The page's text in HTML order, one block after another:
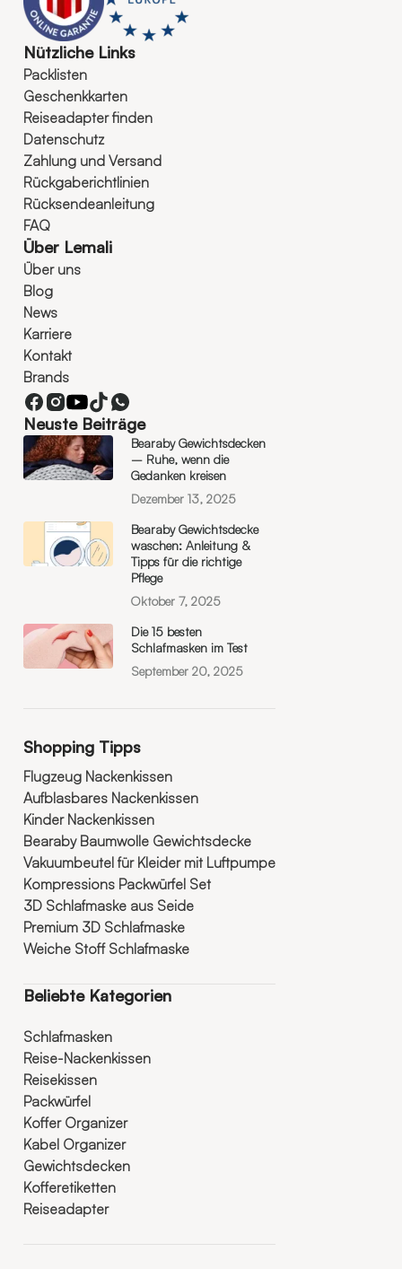
Nützliche Links
Packlisten
Geschenkkarten
Reiseadapter finden
Datenschutz
Zahlung und Versand
Rückgaberichtlinien
Rücksendeanleitung
FAQ
Über Lemali
Über uns
Blog
News
Karriere
Kontakt
Brands
Neuste Beiträge
Bearaby Gewichtsdecken
– Ruhe, wenn die
Gedanken kreisen
Dezember 13, 2025
Bearaby Gewichtsdecke
waschen: Anleitung &
Tipps für die richtige
Pflege
Oktober 7, 2025
Die 15 besten
Schlafmasken im Test
September 20, 2025
Shopping Tipps
Flugzeug Nackenkissen
Aufblasbares Nackenkissen
Kinder Nackenkissen
Bearaby Baumwolle Gewichtsdecke
Vakuumbeutel für Kleider mit Luftpumpe
Kompressions Packwürfel Set
3D Schlafmaske aus Seide
Premium 3D Schlafmaske
Weiche Stoff Schlafmaske
Beliebte Kategorien
Schlafmasken
Reise-Nackenkissen
Reisekissen
Packwürfel
Koffer Organizer
Kabel Organizer
Gewichtsdecken
Kofferetiketten
Reiseadapter